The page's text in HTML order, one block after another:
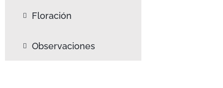
Floración
Observaciones